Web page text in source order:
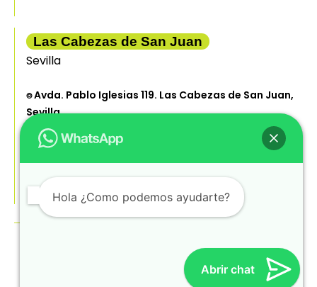
Las Cabezas de San Juan
Sevilla
⌾ Avda. Pablo Iglesias 119. Las Cabezas de San Juan,
Sevilla
⌾ 608176470
⌾ teresa.caro@casaredia.com
Lunes a viernes de 10 a 14 y de 16 a 19 horas. Sábados de 10
a 14 h.
Hola ¿Como podemos ayudarte?
Abrir chat